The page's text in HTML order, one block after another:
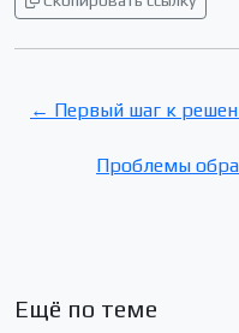
← Первый шаг к
Проблемы
Ещё по теме